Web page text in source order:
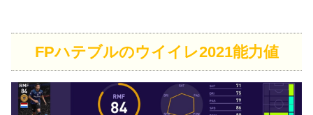
FPハテブルのウイイレ2021能力値